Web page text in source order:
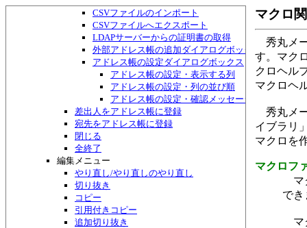
CSVファイルのインポート
CSVファイルへエクスポート
LDAPサーバーからの証明書の取得
外部アドレス帳の追加ダイアログボックス
アドレス帳の設定ダイアログボックス
アドレス帳の設定・表示する列
アドレス帳の設定・列の並び順
アドレス帳の設定・確認メッセージ
差出人をアドレス帳に登録
宛先をアドレス帳に登録
閉じる
全終了
編集メニュー
やり直し/やり直しのやり直し
切り抜き
コピー
引用付きコピー
追加切り抜き
マクロ
秀丸メ
す。マク
クロヘル
マクロヘ
秀丸メ
イブラリ
マクロを
マクロフ
マ
でき
マ